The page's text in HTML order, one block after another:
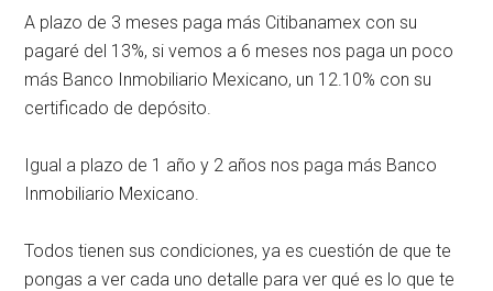
A plazo de 3 meses paga más Citibanamex con su
pagaré del 13%, si vemos a 6 meses nos paga un poco
más Banco Inmobiliario Mexicano, un 12.10% con su
certificado de depósito.
Igual a plazo de 1 año y 2 años nos paga más Banco
Inmobiliario Mexicano.
Todos tienen sus condiciones, ya es cuestión de que te
pongas a ver cada uno detalle para ver qué es lo que te